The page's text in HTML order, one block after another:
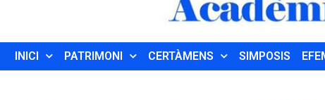
INICI PATRIMONI CERTÀMENS SIMPOSIS